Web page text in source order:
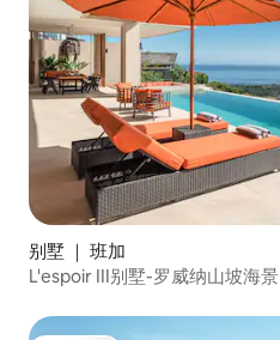
别墅 ｜ 班加
L'espoir III别墅-罗威纳山坡海景